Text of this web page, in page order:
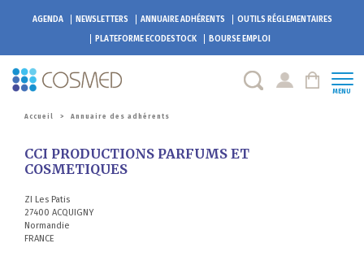
AGENDA NEWSLETTERS ANNUAIRE ADHÉRENTS
OUTILS RÉGLEMENTAIRES
PLATEFORMEECODESTOCK BOURSE EMPLOI
MENU
Accueil > Annuaire des adhérents
CCI PRODUCTIONS PARFUMS ET
COSMETIQUES
ZI Les Patis
27400 ACQUIGNY
Normandie
FRANCE